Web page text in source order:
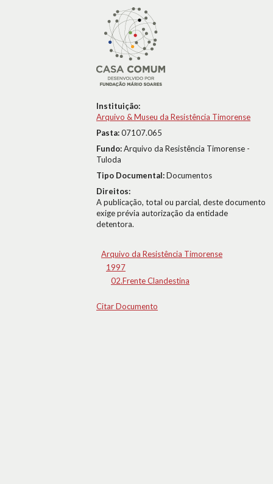
Instituição:
Arquivo & Museu da Resistência Timorense
Pasta:07107.065
Fundo:Arquivo da Resistência Timorense -
Tuloda
Tipo Documental:Documentos
Direitos:
A publicação, total ou parcial, deste documento
exige prévia autorização da entidade
detentora.
Arquivo da Resistência Timorense
1997
02.Frente Clandestina
Citar Documento